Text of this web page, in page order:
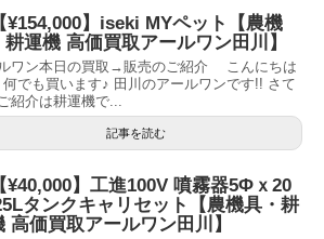
【¥154,000】iseki MYペット【農機
耕運機 高価買取アールワン田川】
ワン本日の買取→販売のご紹介 こんにちは
何でも買います♪ 田川のアールワンです!! さて
紹介は耕運機で...
記事を読む
【¥40,000】工進100V 噴霧器5Φｘ20
タンクキャリセット【農機具・耕
高価買取アールワン田川】